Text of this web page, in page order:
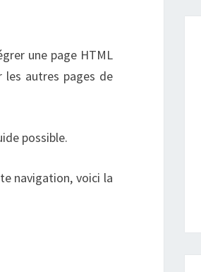
une page HTML
autres pages de
possible.
navigation, voici la